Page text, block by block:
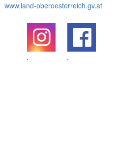
www.land-oberoesterreich.gv.at
.
.